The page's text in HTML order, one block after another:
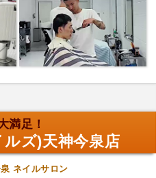
満足！
ズ)天神今泉店
ネイルサロン